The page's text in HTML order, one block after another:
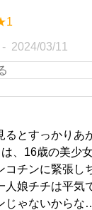
2024/03/11
るとすっかりあ
、16歳の美少
コチンに緊張し
人娘チチは平気
じゃないから